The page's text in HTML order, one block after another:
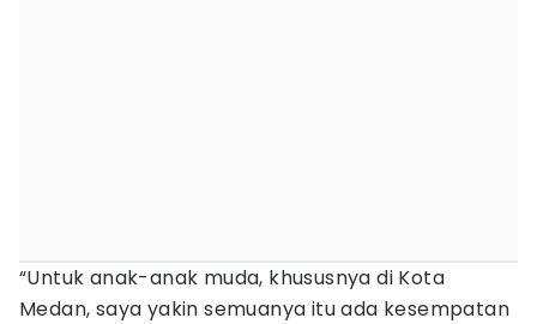
“Untuk anak-anak muda, khususnya di Kota
Medan, saya yakin semuanya itu ada kesempatan